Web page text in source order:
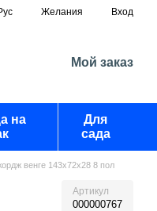
Желания Вход
Мой заказ
на
Для
сада
венге 143х72х28 8 пол
Артикул
000000767